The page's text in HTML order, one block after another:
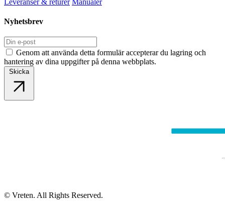
Nyhetsbrev
Genom att använda detta formulär accepterar du lagring och
hantering av dina uppgifter på denna webbplats.
Skicka
© Vreten. All Rights Reserved.